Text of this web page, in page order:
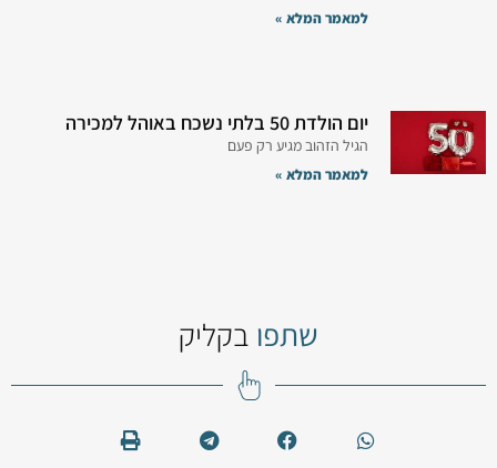
למאמר המלא »
יום הולדת 50 בלתי נשכח באוהל למכירה
הגיל הזהוב מגיע רק פעם
למאמר המלא »
שתפו בקליק